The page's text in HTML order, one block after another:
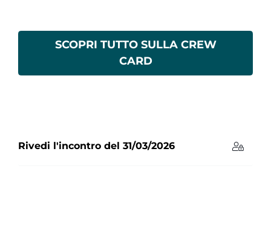
SCOPRI TUTTO SULLA CREW
CARD
Rivedi l'incontro del 31/03/2026